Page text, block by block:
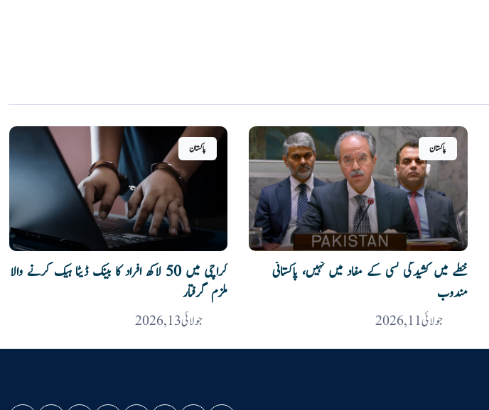
پاکستان
خطے میں کشیدگی کسی کے مفاد میں نہیں، پاکستانی
مندوب
جولائی 11, 2026
پاکستان
کراچی میں 50 لاکھ افراد کا بینک ڈیٹا ہیک کرنے والا
ملزم گرفتار
جولائی 13, 2026